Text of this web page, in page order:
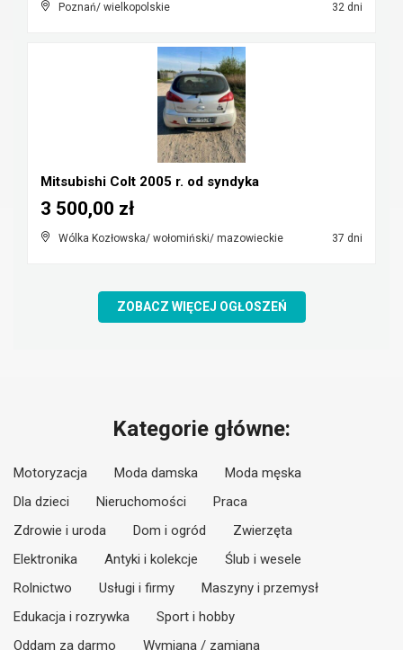
Poznań/ wielkopolskie 32 dni
Mitsubishi Colt 2005 r. od syndyka
Wólka Kozłowska/ wołomiński/ mazowieckie 37 dni
3 500,00 zł
ZOBACZ WIĘCEJ OGŁOSZEŃ
Kategorie główne:
Motoryzacja Moda damska
Moda męska
Dla dzieci
Nieruchomości
Praca
Zdrowie i uroda
Dom i ogród
Zwierzęta
Elektronika
Antyki i kolekcje
Ślub i wesele
Rolnictwo
Usługi i firmy
Maszyny i przemysł
Edukacja i rozrywka
Sport i hobby
Oddam za darmo
Wymiana / zamiana